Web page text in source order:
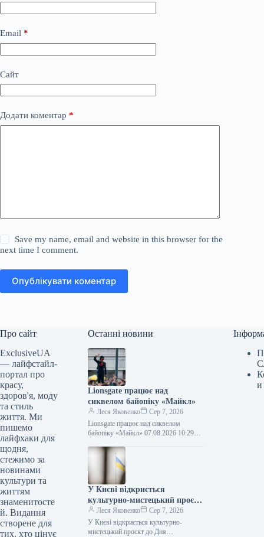
Email *
Сайт
Додати коментар *
Save my name, email and website in this browser for the
next time I comment.
Опублікувати коментар
Про сайт
ExclusiveUA
— лайфстайл-
портал про
красу,
здоров'я, моду
та стиль
життя. Ми
пишемо
лайфхаки для
щодня,
стежимо за
новинами
культури та
життям
знаменитосте
й. Видання
створене для
тих, хто цінує
Останні новини
Lionsgate працює над
сиквелом байопіку «Майкл»
Леся Яковенко
Сер 7, 2026
Lionsgate працює над сиквелом
байопіку «Майкл» 07.08.2026 10:29
медіакорпорація Lionsgate працює над
продовженням біографічної драми
«Майкл» (Michael) про…
У Києві відкриється
культурно-мистецький проєкт
до Дня Незалежності України
Леся Яковенко
Сер 7, 2026
У Києві відкриється культурно-
мистецький проєкт до Дня
и